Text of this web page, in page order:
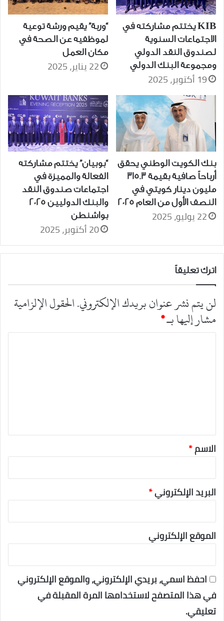
KIB يختتم مشاركته في
الاجتماعات السنوية
لصندوق النقد الدولي
ومجموعة البنك الدولي
19 أكتوبر، 2025
“وربة” يقيم ورشة توعية
لموظفيه عن الصحة في
مكان العمل
22 يناير، 2025
بنك الكويت الوطني يحقق
أرباحاً صافية بقيمة 315.3
مليون دينار كويتي في
النصف الأول من العام 2025
22 يوليو، 2025
“بوبيان” يختتم مشاركته
الفعالة والمميزة في
اجتماعات صندوق النقد
والبنك الدوليين 2025
بواشنطن
20 أكتوبر، 2025
اترك تعليقاً
لن يتم نشر عنوان بريدك الإلكتروني.الحقول الإلزامية
مشار إليها بـ*
ا
الاسم*
البريد الإلكتروني*
الموقع الإلكتروني
احفظ اسمي، بريدي الإلكتروني، والموقع الإلكتروني
في هذا المتصفح لاستخدامها المرة المقبلة في
تعليقي.